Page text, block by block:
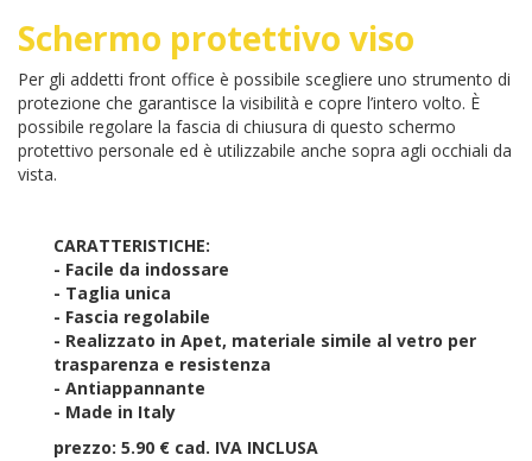
Schermo protettivo viso
Per gli addetti front office è possibile scegliere uno strumento di
protezione che garantisce la visibilità e copre l’intero volto. È
possibile regolare la fascia di chiusura di questo schermo
protettivo personale ed è utilizzabile anche sopra agli occhiali da
vista.
CARATTERISTICHE:
- Facile da indossare
- Taglia unica
- Fascia regolabile
- Realizzato in Apet, materiale simile al vetro per
trasparenza e resistenza
- Antiappannante
- Made in Italy
prezzo: 5.90 € cad. IVA INCLUSA